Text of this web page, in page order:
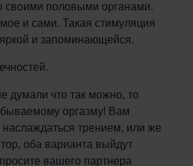
своими половыми органами.
и сами. Такая стимуляция
яркой и запоминающейся.
думали что так можно, то
оргазму! Вам
трением, или же
оба варианта выйдут
вашего партнера